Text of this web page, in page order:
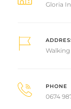
Gloria
Walking
PHONE
0674